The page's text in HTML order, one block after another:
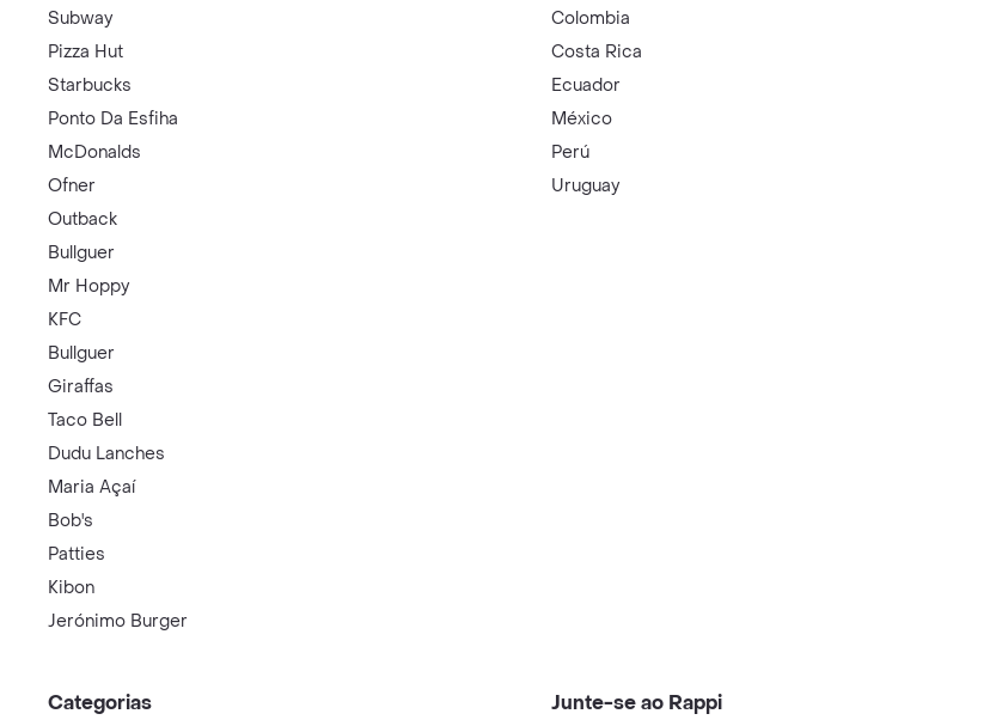
Subway
Pizza Hut
Starbucks
Ponto Da Esfiha
McDonalds
Ofner
Outback
Bullguer
Mr Hoppy
KFC
Bullguer
Giraffas
Taco Bell
Dudu Lanches
Maria Açaí
Bob's
Patties
Kibon
Jerónimo Burger
Colombia
Costa Rica
Ecuador
México
Perú
Uruguay
Categorias Junte-se ao Rappi